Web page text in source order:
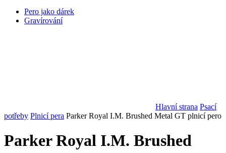
Pero jako dárek
Gravírování
Hlavní strana Psací
potřeby Plnicí pera Parker Royal I.M. Brushed Metal GT plnicí pero
Parker Royal I.M. Brushed